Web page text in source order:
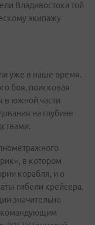
Владивостока той
экипажу
уже в наше время.
боя, поисковая
в южной части
на глубине
в котором
корабля, и о
гибели крейсера.
значительно
командующим